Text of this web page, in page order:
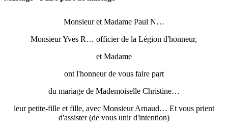
Monsieur et Madame Paul N…
Monsieur Yves R… officier de la Légion d'honneur,
et Madame
ont l'honneur de vous faire part
du mariage de Mademoiselle Christine…
leur petite-fille et fille, avec Monsieur Arnaud… Et vous prient
d'assister (de vous unir d'intention)